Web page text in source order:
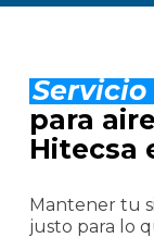
para
Hitecsa
Mantener tu
justo para lo